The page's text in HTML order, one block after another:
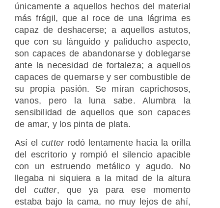
únicamente a aquellos hechos del material
más frágil, que al roce de una lágrima es
capaz de deshacerse; a aquellos astutos,
que con su lánguido y paliducho aspecto,
son capaces de abandonarse y doblegarse
ante la necesidad de fortaleza; a aquellos
capaces de quemarse y ser combustible de
su propia pasión. Se miran caprichosos,
vanos, pero la luna sabe. Alumbra la
sensibilidad de aquellos que son capaces
de amar, y los pinta de plata.
Así el cutterrodó lentamente hacia la orilla
del escritorio y rompió el silencio apacible
con un estruendo metálico y agudo. No
llegaba ni siquiera a la mitad de la altura
delcutter, que ya para ese momento
estaba bajo la cama, no muy lejos de ahí,